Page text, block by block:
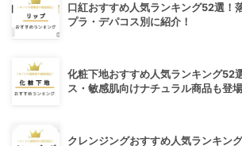
口紅おすすめ人気ランキング52選！
プラ・デパコス別に紹介！
化粧下地おすすめ人気ランキング52
ス・敏感肌向けナチュラル商品も登場
クレンジングおすすめ人気ランキン